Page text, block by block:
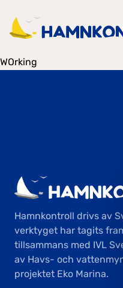
WOrking
Hamnkontroll drivs av
verktyget har tagits
tillsammans med IVL
av Havs- och
projektet Eko Marina.